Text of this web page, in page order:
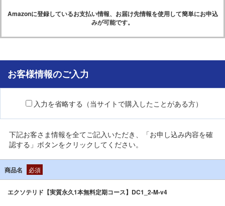
Amazonに登録しているお支払い情報、お届け先情報を使用して簡単にお申込
みが可能です。
お客様情報のご入力
入力を省略する（当サイトで購入したことがある方）
下記お客さま情報を全てご記入いただき、「お申し込み内容を確
認する」ボタンをクリックしてください。
商品名 必須
エクソテリド【実質永久1本無料定期コース】DC1_2-M-v4